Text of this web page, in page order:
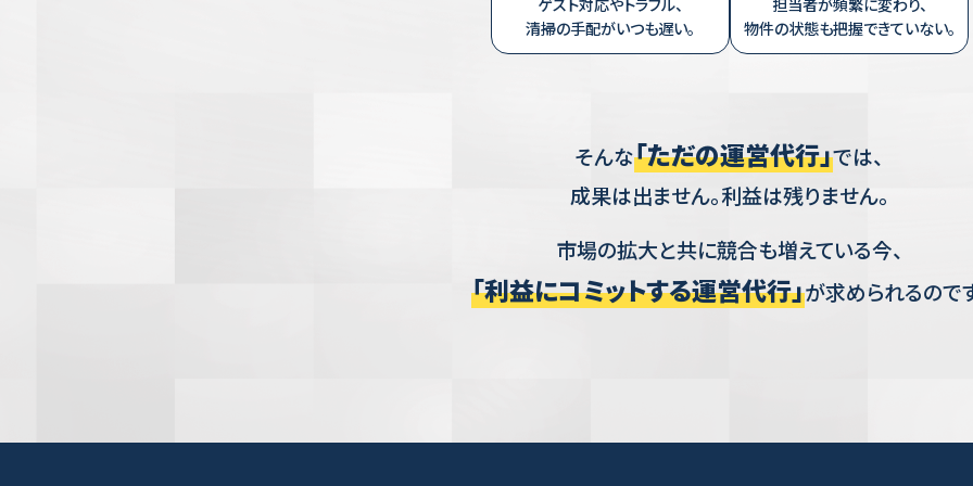
ゲスト対応やトラブル、
清掃の手配がいつも遅い。
担当者が頻繁に変わり、
物件の状態も把握できていない。
そんな「ただの運営代行」では、
成果は出ません。利益は残りません。
市場の拡大と共に競合も増えている今、
「利益にコミットする運営代行」が求められるので